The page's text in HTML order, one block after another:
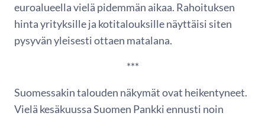
euroalueella vielä pidemmän aikaa. Rahoituksen
hinta yrityksille ja kotitalouksille näyttäisi siten
pysyvän yleisesti ottaen matalana.
***
Suomessakin talouden näkymät ovat heikentyneet.
Vielä kesäkuussa Suomen Pankki ennusti noin